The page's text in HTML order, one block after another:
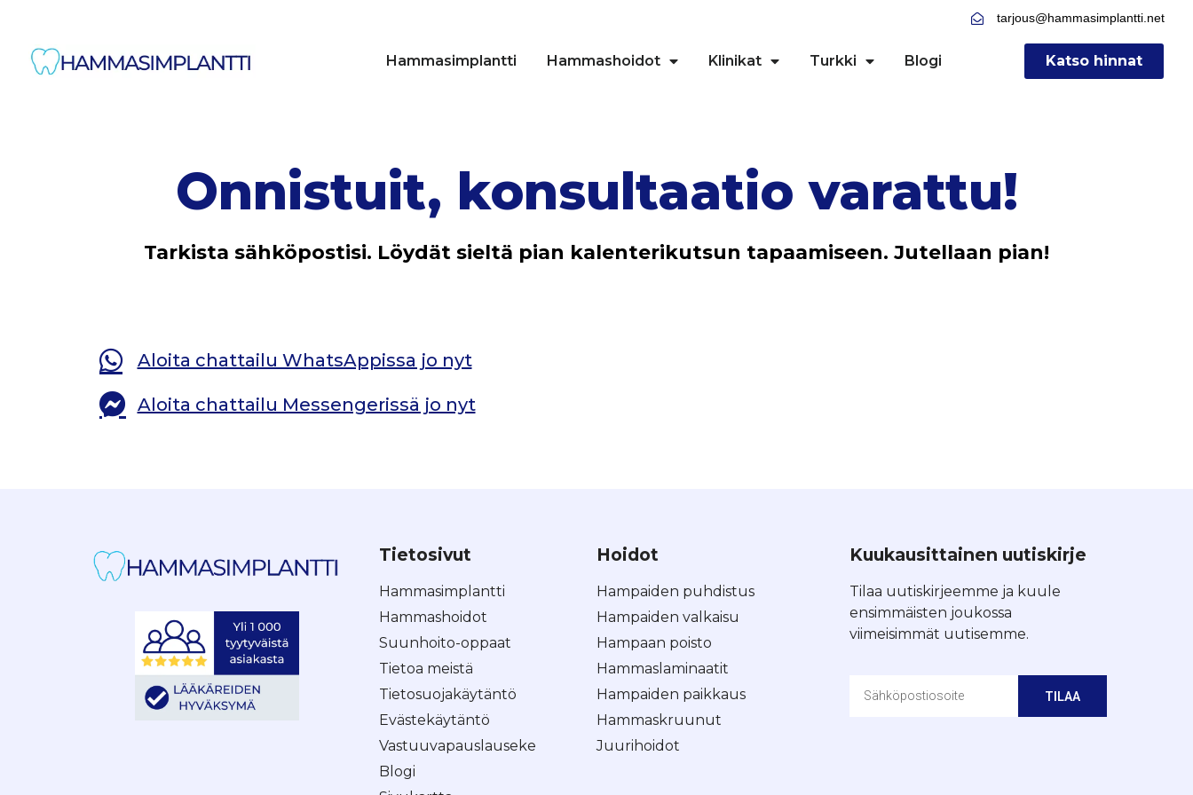
tarjous@hammasimplantti.net
Hammasimplantti Hammashoidot Klinikat Turkki Blogi Katso hinnat
Onnistuit, konsultaatio varattu!
Tarkista sähköpostisi. Löydät sieltä pian kalenterikutsun tapaamiseen. Jutellaan pian!
Aloita chattailu WhatsAppissa jo nyt
Aloita chattailu Messengerissä jo nyt
Tietosivut
Hammasimplantti
Hammashoidot
Suunhoito-oppaat
Tietoa meistä
Tietosuojakäytäntö
Evästekäytäntö
Vastuuvapauslauseke
Blogi
Hoidot
Hampaiden puhdistus
Hampaiden valkaisu
Hampaan poisto
Hammaslaminaatit
Hampaiden paikkaus
Hammaskruunut
Juurihoidot
Kuukausittainen uutiskirje
Tilaa uutiskirjeemme ja kuule
ensimmäisten joukossa
viimeisimmät uutisemme.
TILAA